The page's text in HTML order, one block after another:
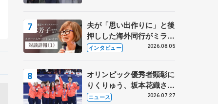
部科学省スポーツ表彰
式】
夫が「思い出作りに」と後
押しした海外同行がミラノ
まで… 繁華街のリンクで
に 小林芳子さんが振り返
るスケート人生
インタビュー 2026.08.05
オリンピック優秀者顕彰に
りくりゅう、坂本花織さ
ん、団体メンバーら 8月
ニュース 2026.07.27